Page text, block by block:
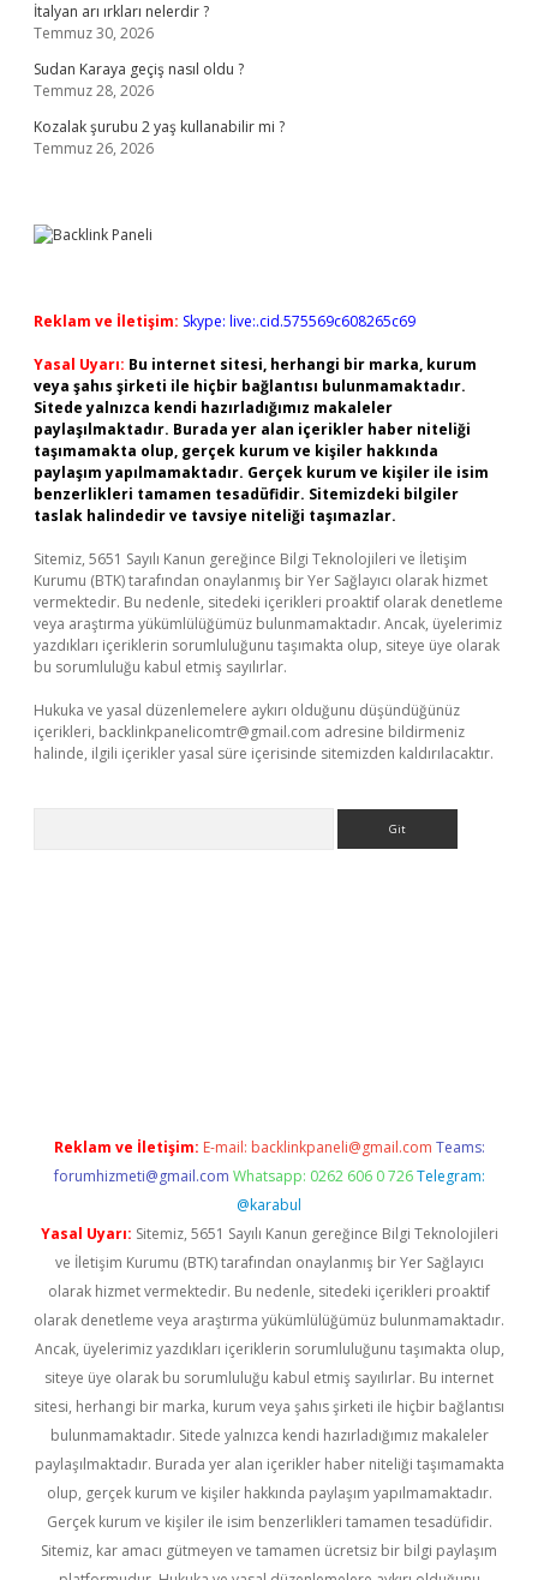
İtalyan arı ırkları nelerdir ?
Temmuz 30, 2026
Sudan Karaya geçiş nasıl oldu ?
Temmuz 28, 2026
Kozalak şurubu 2 yaş kullanabilir mi ?
Temmuz 26, 2026
Reklam ve İletişim: Skype: live:.cid.575569c608265c69
Yasal Uyarı: Bu internet sitesi, herhangi bir marka, kurum
veya şahıs şirketi ile hiçbir bağlantısı bulunmamaktadır.
Sitede yalnızca kendi hazırladığımız makaleler
paylaşılmaktadır. Burada yer alan içerikler haber niteliği
taşımamakta olup, gerçek kurum ve kişiler hakkında
paylaşım yapılmamaktadır. Gerçek kurum ve kişiler ile isim
benzerlikleri tamamen tesadüfidir. Sitemizdeki bilgiler
taslak halindedir ve tavsiye niteliği taşımazlar.
Sitemiz, 5651 Sayılı Kanun gereğince Bilgi Teknolojileri ve İletişim
Kurumu (BTK) tarafından onaylanmış bir Yer Sağlayıcı olarak hizmet
vermektedir. Bu nedenle, sitedeki içerikleri proaktif olarak denetleme
veya araştırma yükümlülüğümüz bulunmamaktadır. Ancak, üyelerimiz
yazdıkları içeriklerin sorumluluğunu taşımakta olup, siteye üye olarak
bu sorumluluğu kabul etmiş sayılırlar.
Hukuka ve yasal düzenlemelere aykırı olduğunu düşündüğünüz
içerikleri, backlinkpanelicomtr@gmail.com adresine bildirmeniz
halinde, ilgili içerikler yasal süre içerisinde sitemizden kaldırılacaktır.
Reklam ve İletişim: E-mail: backlinkpaneli@gmail.com Teams:
forumhizmeti@gmail.com Whatsapp: 0262 606 0 726 Telegram:
@karabul
Yasal Uyarı: Sitemiz, 5651 Sayılı Kanun gereğince Bilgi Teknolojileri
ve İletişim Kurumu (BTK) tarafından onaylanmış bir Yer Sağlayıcı
olarak hizmet vermektedir. Bu nedenle, sitedeki içerikleri proaktif
olarak denetleme veya araştırma yükümlülüğümüz bulunmamaktadır.
Ancak, üyelerimiz yazdıkları içeriklerin sorumluluğunu taşımakta olup,
siteye üye olarak bu sorumluluğu kabul etmiş sayılırlar. Bu internet
sitesi, herhangi bir marka, kurum veya şahıs şirketi ile hiçbir bağlantısı
bulunmamaktadır. Sitede yalnızca kendi hazırladığımız makaleler
paylaşılmaktadır. Burada yer alan içerikler haber niteliği taşımamakta
olup, gerçek kurum ve kişiler hakkında paylaşım yapılmamaktadır.
Gerçek kurum ve kişiler ile isim benzerlikleri tamamen tesadüfidir.
Sitemiz, kar amacı gütmeyen ve tamamen ücretsiz bir bilgi paylaşım